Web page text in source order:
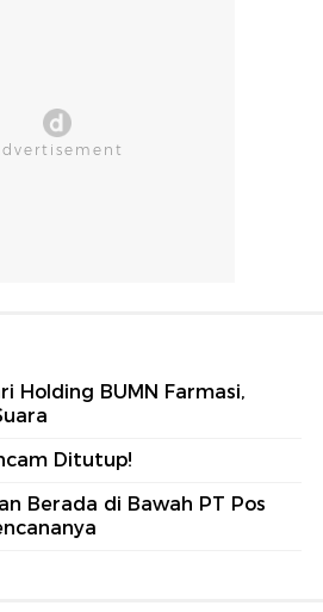
Holding BUMN Farmasi,
Ditutup!
Berada di Bawah PT Pos